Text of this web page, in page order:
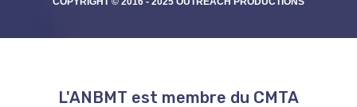
L'ANBMT est membre du CMTA